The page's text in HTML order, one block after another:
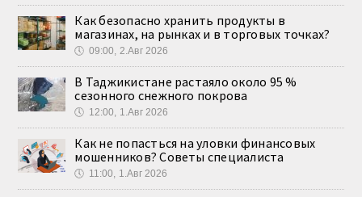
Как безопасно хранить продукты в
магазинах, на рынках и в торговых точках?
🕔 09:00, 2.Авг 2026
В Таджикистане растаяло около 95 %
сезонного снежного покрова
🕔 12:00, 1.Авг 2026
Как не попасться на уловки финансовых
мошенников? Советы специалиста
🕔 11:00, 1.Авг 2026